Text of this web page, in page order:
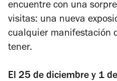
encuentre con una
visitas: una nueva
cualquier manifestación
tener.
El 25 de diciembre y 1